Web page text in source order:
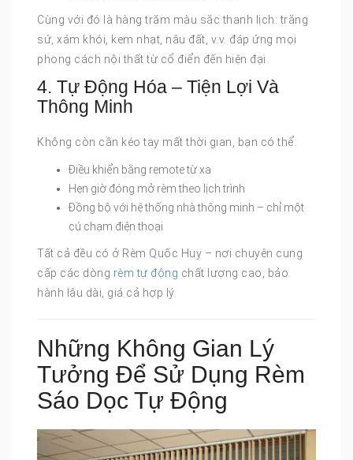
Cùng với đó là hàng trăm màu sắc thanh lịch: trắng
sứ, xám khói, kem nhạt, nâu đất, v.v. đáp ứng mọi
phong cách nội thất từ cổ điển đến hiện đại.
4. Tự Động Hóa – Tiện Lợi Và
Thông Minh
Không còn cần kéo tay mất thời gian, bạn có thể:
Điều khiển bằng remote từ xa
Hẹn giờ đóng mở rèm theo lịch trình
Đồng bộ với hệ thống nhà thông minh – chỉ một
cú chạm điện thoại
Tất cả đều có ở Rèm Quốc Huy – nơi chuyên cung
cấp các dòng rèm tự động chất lượng cao, bảo
hành lâu dài, giá cả hợp lý.
Những Không Gian Lý
Tưởng Để Sử Dụng Rèm
Sáo Dọc Tự Động